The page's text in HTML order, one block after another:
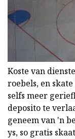
Koste van
roebels, en
selfs meer
deposito te
geneem van 'n
ys, so gratis